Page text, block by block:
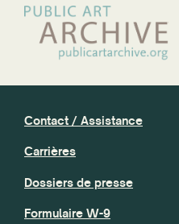
Contact / Assistance
Carrières
Dossiers de presse
Formulaire W-9